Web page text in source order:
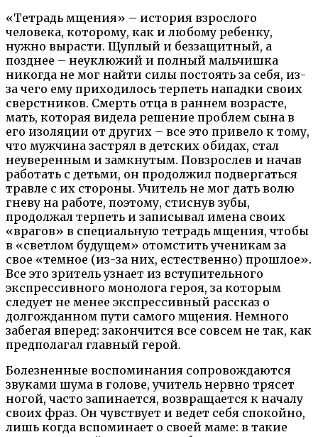
«Тетрадь мщения» – история взрослого
человека, которому, как и любому ребенку,
нужно вырасти. Щуплый и беззащитный, а
позднее – неуклюжий и полный мальчишка
никогда не мог найти силы постоять за себя, из-
за чего ему приходилось терпеть нападки своих
сверстников. Смерть отца в раннем возрасте,
мать, которая видела решение проблем сына в
его изоляции от других – все это привело к тому,
что мужчина застрял в детских обидах, стал
неуверенным и замкнутым. Повзрослев и начав
работать с детьми, он продолжил подвергаться
травле с их стороны. Учитель не мог дать волю
гневу на работе, поэтому, стиснув зубы,
продолжал терпеть и записывал имена своих
«врагов» в специальную тетрадь мщения, чтобы
в «светлом будущем» отомстить ученикам за
свое «темное (из-за них, естественно) прошлое».
Все это зритель узнает из вступительного
экспрессивного монолога героя, за которым
следует не менее экспрессивный рассказ о
долгожданном пути самого мщения. Немного
забегая вперед: закончится все совсем не так, как
предполагал главный герой.
Болезненные воспоминания сопровождаются
звуками шума в голове, учитель нервно трясет
ногой, часто запинается, возвращается к началу
своих фраз. Он чувствует и ведет себя спокойно,
лишь когда вспоминает о своей маме: в такие